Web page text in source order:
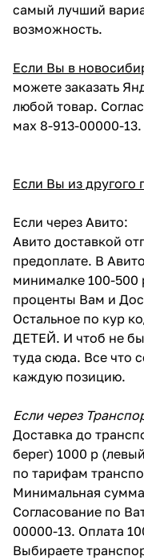
самый лучший
возможность.
Если Вы в
можете заказать
любой товар.
мах 8-913-00000-
Если Вы из другого
Если через Авито:
Авито доставкой
предоплате. В
минималке 100-500
проценты Вам и
Остальное по кур
ДЕТЕЙ. И чтоб не
туда сюда. Все что
каждую позицию.
Если через
Доставка до
берег) 1000 р
по тарифам
Минимальная
Согласование по
00000-13. Оплата
Выбираете